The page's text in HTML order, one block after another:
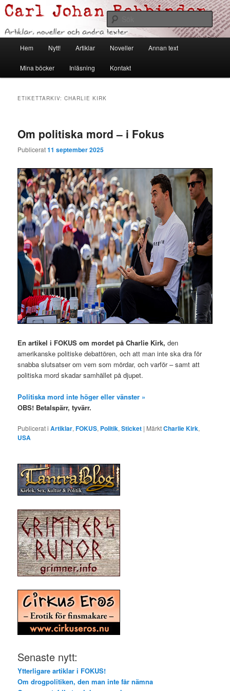
Hoppa
till
primärt
innehåll
Hoppa
till
sekundärt
innehållCarl Johan Rehbinder
Artiklar, noveller och andra texter
Sök
Hem Nytt! Artiklar Noveller Annan text
Mina böcker Inläsning Kontakt
ETIKETTARKIV:CHARLIE KIRK
Om politiska mord – i Fokus
Publicerat11 september 2025
En artikel i FOKUS om mordet på Charlie Kirk,den
amerikanske politiske debattören, och att man inte ska dra för
snabba slutsatser om vem som mördar, och varför – samt att
politiska mord skadar samhället på djupet.
Politiska mord inte höger eller vänster »
OBS! Betalspärr, tyvärr.
Publicerat i Artiklar,FOKUS, Politik,Sticket | MärktCharlie Kirk,
USA
Senaste nytt:
Ytterligare artiklar i FOKUS!
Om drogpolitiken, den man inte får nämna